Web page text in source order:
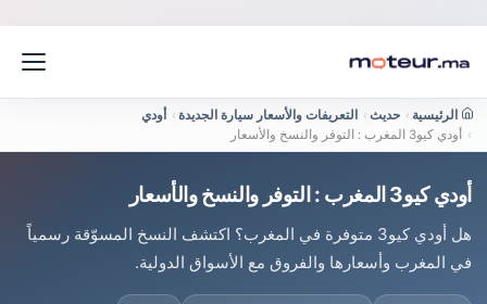
الرئيسية › حديث › التعريفات والأسعار سيارة الجديدة ›
أودي
›
أودي كيو3 المغرب : التوفر والنسخ والأسعار
أودي كيو3 المغرب : التوفر والنسخ والأسعار
هل أودي كيو3 متوفرة في المغرب؟ اكتشف النسخ المسوّقة رسمياً
في المغرب وأسعارها والفروق مع الأسواق الدولية.